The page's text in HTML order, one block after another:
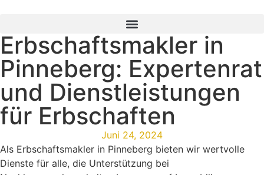
Erbschaftsmakler in
Pinneberg: Expertenrat
und Dienstleistungen
für Erbschaften
Juni 24, 2024
Als Erbschaftsmakler in Pinneberg bieten wir wertvolle
Dienste für alle, die Unterstützung bei